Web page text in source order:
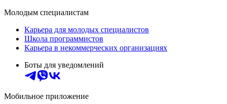
Молодым специалистам
Карьера для молодых специалистов
Школа программистов
Карьера в некоммерческих организациях
Боты для уведомлений
Мобильное приложение